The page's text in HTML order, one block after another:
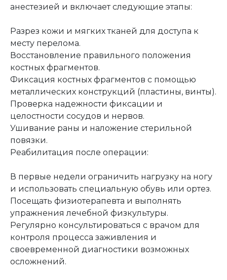
анестезией и включает следующие этапы:
Разрез кожи и мягких тканей для доступа к
месту перелома.
Восстановление правильного положения
костных фрагментов.
Фиксация костных фрагментов с помощью
металлических конструкций (пластины, винты).
Проверка надежности фиксации и
целостности сосудов и нервов.
Ушивание раны и наложение стерильной
повязки.
Реабилитация после операции:
В первые недели ограничить нагрузку на ногу
и использовать специальную обувь или ортез.
Посещать физиотерапевта и выполнять
упражнения лечебной физкультуры.
Регулярно консультироваться с врачом для
контроля процесса заживления и
своевременной диагностики возможных
осложнений.